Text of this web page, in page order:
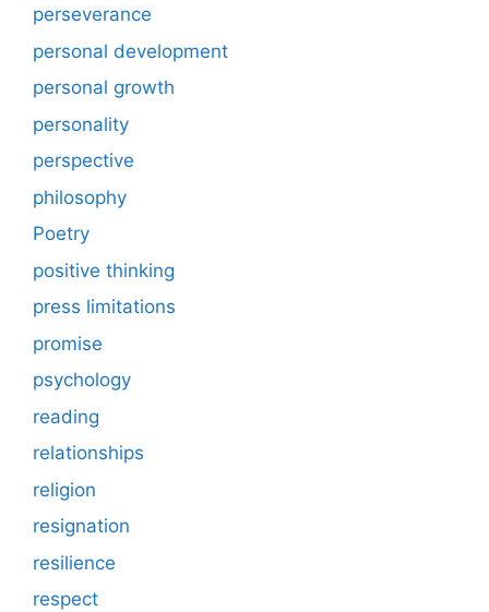
perseverance
personal development
personal growth
personality
perspective
philosophy
Poetry
positive thinking
press limitations
promise
psychology
reading
relationships
religion
resignation
resilience
respect